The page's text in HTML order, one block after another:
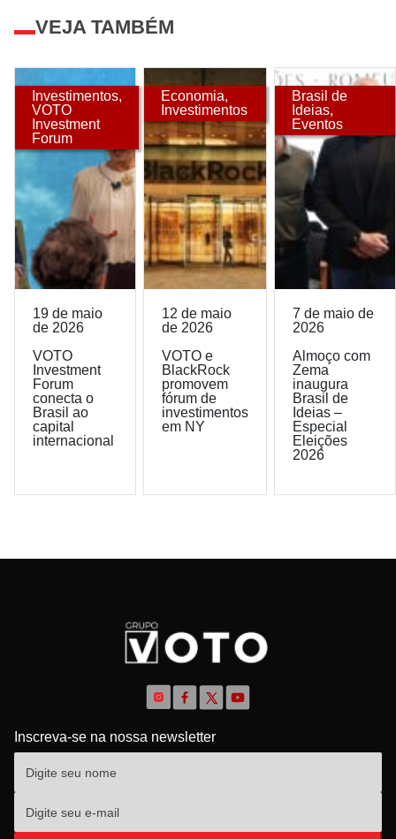
VEJA TAMBÉM
Investimentos,
VOTO
Investment
Forum
19 de maio
de 2026
VOTO
Investment
Forum
conecta o
Brasil ao
capital
internacional
Economia,
Investimentos
12 de maio
de 2026
VOTO e
BlackRock
promovem
fórum de
investimentos
em NY
Brasil de
Ideias,
Eventos
7 de maio de
2026
Almoço com
Zema
inaugura
Brasil de
Ideias –
Especial
Eleições
2026
Inscreva-se na nossa newsletter